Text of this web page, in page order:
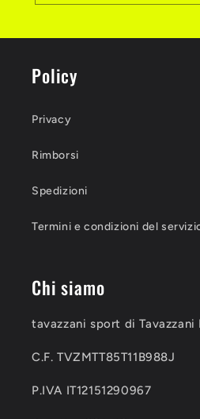
Policy
Privacy
Rimborsi
Spedizioni
Termini e condizioni del
Chi siamo
tavazzani sport di Tavazzani
C.F. TVZMTT85T11B988J
P.IVA IT12151290967